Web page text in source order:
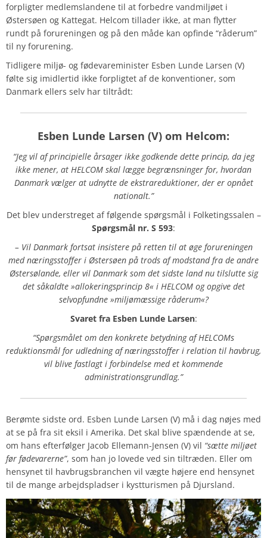
forpligter medlemslandene til at forbedre vandmiljøet i
Østersøen og Kattegat. Helcom tillader ikke, at man flytter
rundt på forureningen og på den måde kan opfinde “råderum”
til ny forurening.
Tidligere miljø- og fødevareminister Esben Lunde Larsen (V)
følte sig imidlertid ikke forpligtet af de konventioner, som
Danmark ellers selv har tiltrådt:
Esben Lunde Larsen (V) om Helcom:
“Jeg vil af principielle årsager ikke godkende dette princip, da jeg
ikke mener, at HELCOM skal lægge begrænsninger for, hvordan
Danmark vælger at udnytte de ekstrareduktioner, der er opnået
nationalt.”
Det blev understreget af følgende spørgsmål i Folketingssalen –
Spørgsmål nr. S 593:
– Vil Danmark fortsat insistere på retten til at øge forureningen
med næringsstoffer i Østersøen på trods af modstand fra de andre
Østersølande, eller vil Danmark som det sidste land nu tilslutte sig
det såkaldte »allokeringsprincip 8« i HELCOM og opgive det
selvopfundne »miljømæssige råderum«?
Svaretfra Esben Lunde Larsen:
“Spørgsmålet om den konkrete betydning af HELCOMs
reduktionsmål for udledning af næringsstoffer i relation til havbrug,
vil blive fastlagt i forbindelse med et kommende
administrationsgrundlag.”
Berømte sidste ord. Esben Lunde Larsen (V) må i dag nøjes med
at se på fra sit eksil i Amerika. Det skal blive spændende at se,
om hans efterfølger Jacob Ellemann-Jensen (V) vil “sætte miljøet
før fødevarerne”, som han jo lovede ved sin tiltræden. Eller om
hensynet til havbrugsbranchen vil vægte højere end hensynet
til de mange arbejdspladser i kystturismen på Djursland.